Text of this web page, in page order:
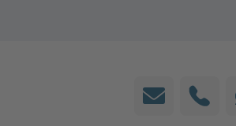
Courrier